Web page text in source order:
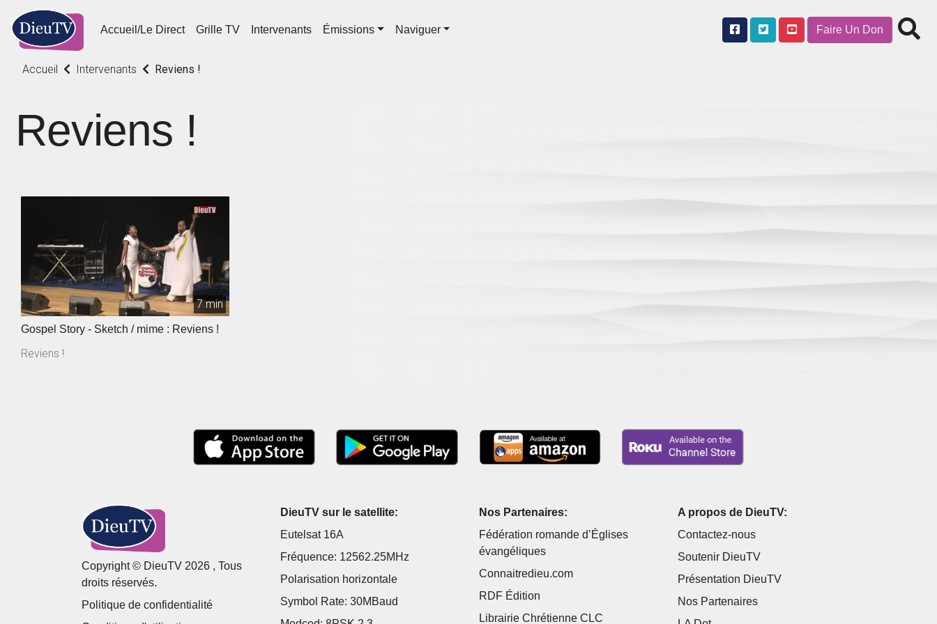
Accueil/Le Direct Grille TV Intervenants Émissions Naviguer Faire Un Don
Accueil Intervenants Reviens !
Reviens !
7 min
Gospel Story - Sketch / mime : Reviens !
Reviens !
Copyright © DieuTV 2026 , Tous
droits réservés.
Politique de confidentialité
DieuTV sur le satellite:
Eutelsat 16A
Fréquence: 12562.25MHz
Polarisation horizontale
Symbol Rate: 30MBaud
Nos Partenaires:
Fédération romande d’Églises
évangéliques
Connaitredieu.com
RDF Édition
Librairie Chrétienne CLC
A propos de DieuTV:
Contactez-nous
Soutenir DieuTV
Présentation DieuTV
Nos Partenaires